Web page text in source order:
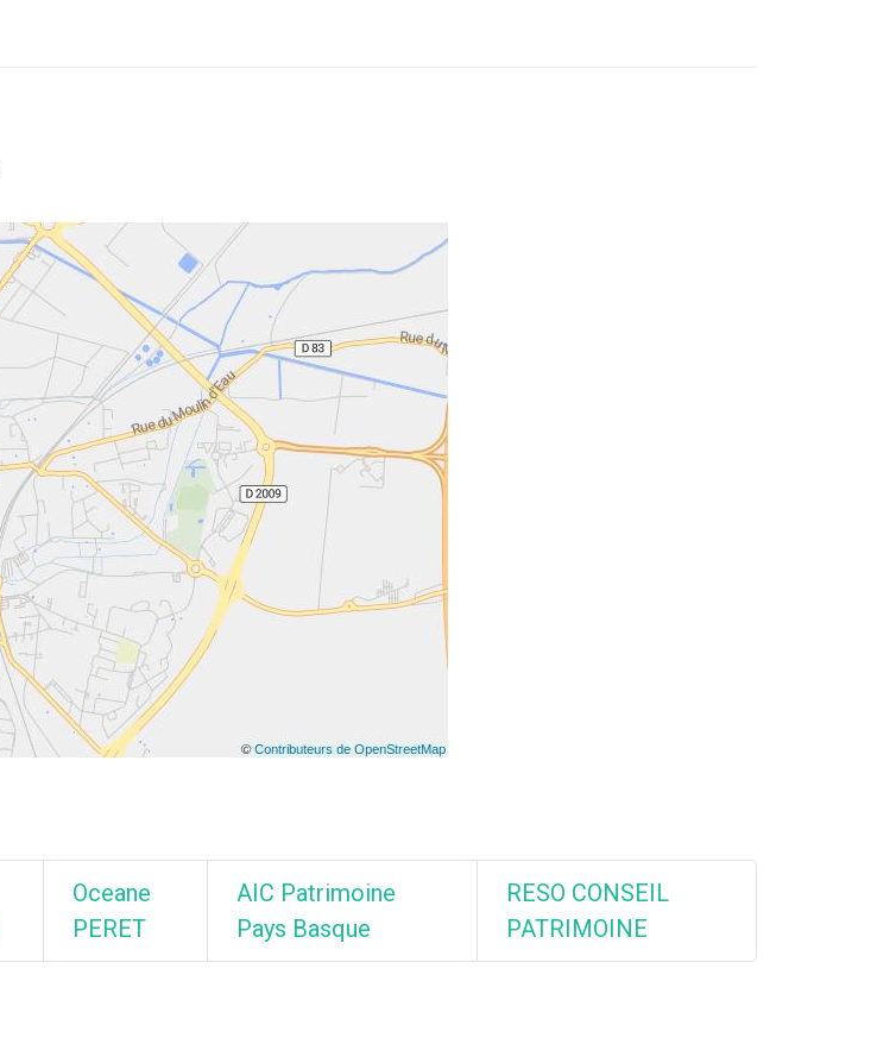
Oceane
PERET
AIC Patrimoine
Pays Basque
RESO CONSEIL
PATRIMOINE